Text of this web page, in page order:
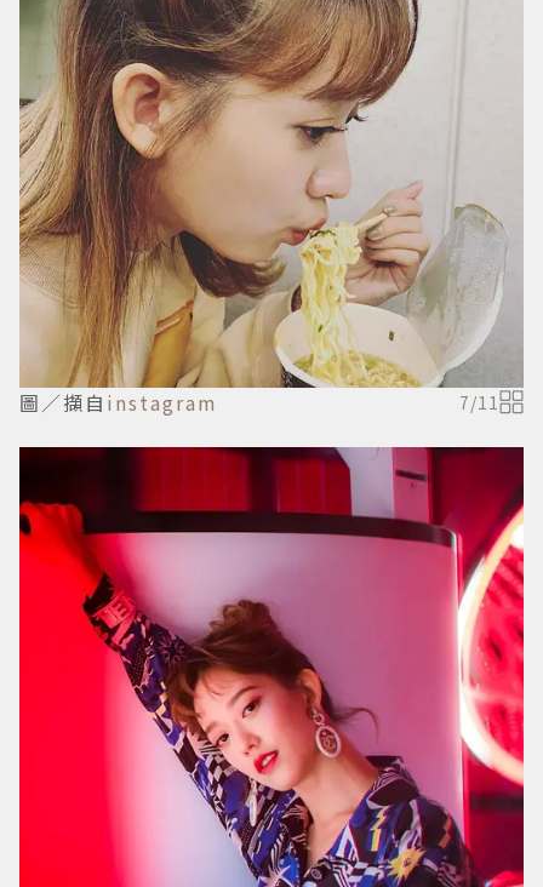
圖／擷自 instagram 7/11